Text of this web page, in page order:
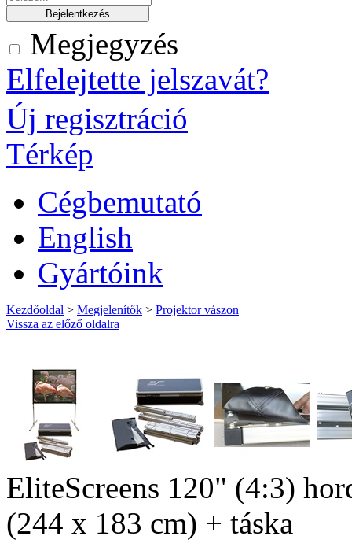
Megjegyzés
Elfelejtette jelszavát?
Új regisztráció
Térkép
Cégbemutató
English
Gyártóink
Kezdőoldal > Megjelenítők > Projektor vászon
Vissza az előző oldalra
EliteScreens 120" (4:3)
(244 x 183 cm) + táska